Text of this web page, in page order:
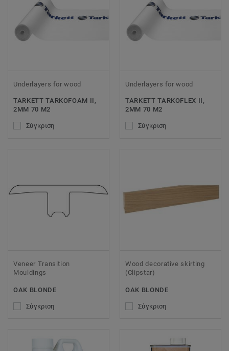
Underlayers for wood
TARKETT TARKOFOAM II,
2MM 70 M2
Σύγκριση
Underlayers for wood
TARKETT TARKOFLEX II,
2MM 70 M2
Σύγκριση
Veneer Transition
Mouldings
OAK BLONDE
Σύγκριση
Wood decorative skirting
(Clipstar)
OAK BLONDE
Σύγκριση